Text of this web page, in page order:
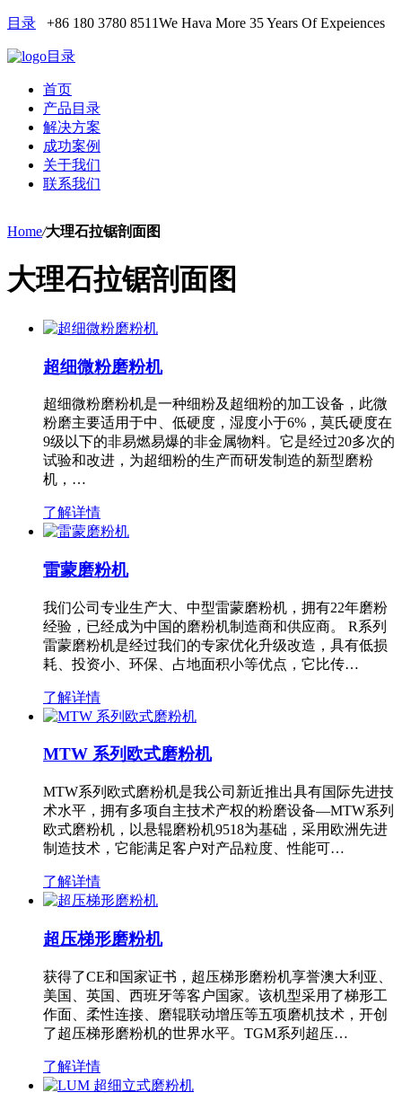
目录 +86 180 3780 8511We Hava More 35 Years Of Expeiences
目录
首页
产品目录
解决方案
成功案例
关于我们
联系我们
Home/大理石拉锯剖面图
大理石拉锯剖面图
超细微粉磨粉机
超细微粉磨粉机是一种细粉及超细粉的加工设备，此微
粉磨主要适用于中、低硬度，湿度小于6%，莫氏硬度在
9级以下的非易燃易爆的非金属物料。它是经过20多次的
试验和改进，为超细粉的生产而研发制造的新型磨粉
机，…
了解详情
雷蒙磨粉机
我们公司专业生产大、中型雷蒙磨粉机，拥有22年磨粉
经验，已经成为中国的磨粉机制造商和供应商。 R系列
雷蒙磨粉机是经过我们的专家优化升级改造，具有低损
耗、投资小、环保、占地面积小等优点，它比传…
了解详情
MTW 系列欧式磨粉机
MTW系列欧式磨粉机是我公司新近推出具有国际先进技
术水平，拥有多项自主技术产权的粉磨设备—MTW系列
欧式磨粉机，以悬辊磨粉机9518为基础，采用欧洲先进
制造技术，它能满足客户对产品粒度、性能可…
了解详情
超压梯形磨粉机
获得了CE和国家证书，超压梯形磨粉机享誉澳大利亚、
美国、英国、西班牙等客户国家。该机型采用了梯形工
作面、柔性连接、磨辊联动增压等五项磨机技术，开创
了超压梯形磨粉机的世界水平。TGM系列超压…
了解详情